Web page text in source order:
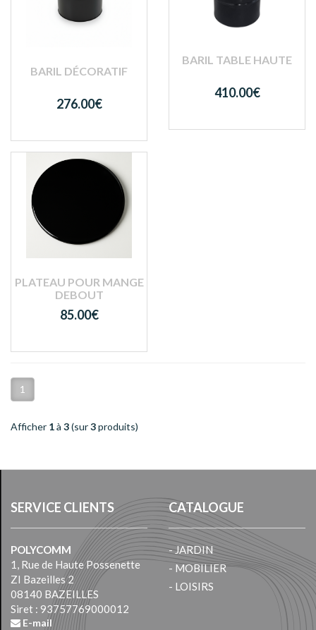
BARIL DÉCORATIF
276.00€
BARIL TABLE HAUTE
410.00€
PLATEAU POUR MANGE
DEBOUT
85.00€
1
Afficher 1à 3(sur3produits)
SERVICE CLIENTS
POLYCOMM
1, Rue de Haute Possenette
ZI Bazeilles 2
08140 BAZEILLES
Siret : 93757769000012
E-mail
CATALOGUE
- JARDIN
- MOBILIER
- LOISIRS